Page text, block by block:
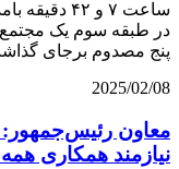
پنج مصدوم برجای
2025/02/08
معاون
نیازمند همکاری